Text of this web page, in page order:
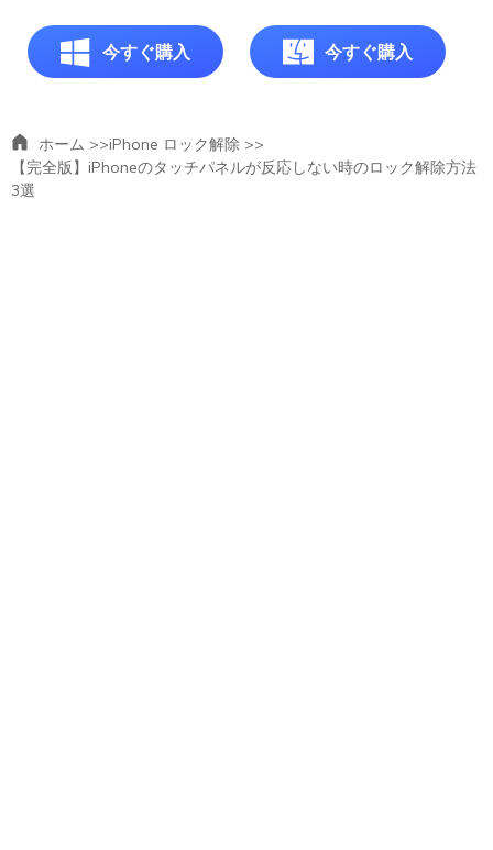
今すぐ購入 今すぐ購入
ホーム >>iPhone ロック解除 >>
【完全版】iPhoneのタッチパネルが反応しない時のロック解除方法
3選